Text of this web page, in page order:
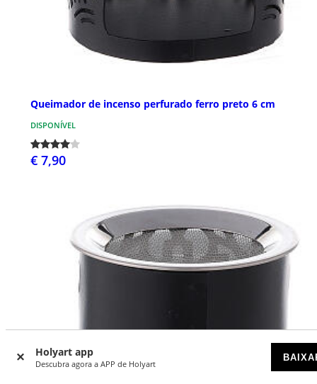
Holyart app
Descubra agora a APP de Holyart
Queimador de incenso perfurado ferro preto 6 cm
DISPONÍVEL
€ 7,90